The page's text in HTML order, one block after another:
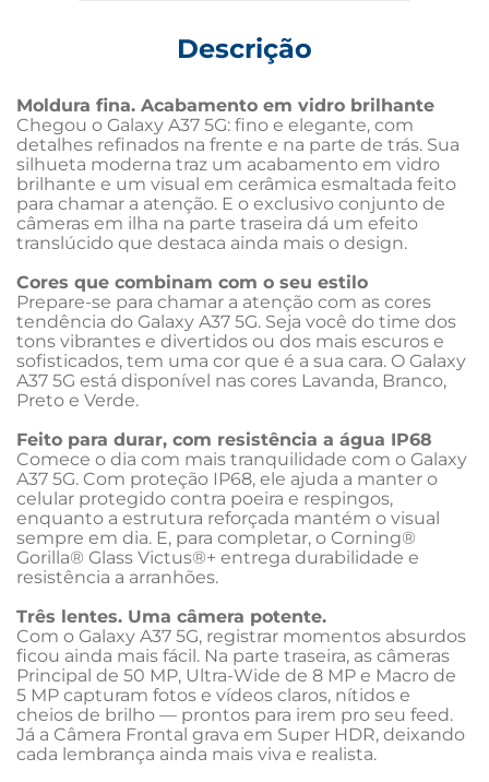
Descrição
Moldura fina. Acabamento em vidro brilhante
Chegou o Galaxy A37 5G: fino e elegante, com
detalhes refinados na frente e na parte de trás. Sua
silhueta moderna traz um acabamento em vidro
brilhante e um visual em cerâmica esmaltada feito
para chamar a atenção. E o exclusivo conjunto de
câmeras em ilha na parte traseira dá um efeito
translúcido que destaca ainda mais o design.
Cores que combinam com o seu estilo
Prepare-se para chamar a atenção com as cores
tendência do Galaxy A37 5G. Seja você do time dos
tons vibrantes e divertidos ou dos mais escuros e
sofisticados, tem uma cor que é a sua cara. O Galaxy
A37 5G está disponível nas cores Lavanda, Branco,
Preto e Verde.
Feito para durar, com resistência a água IP68
Comece o dia com mais tranquilidade com o Galaxy
A37 5G. Com proteção IP68, ele ajuda a manter o
celular protegido contra poeira e respingos,
enquanto a estrutura reforçada mantém o visual
sempre em dia. E, para completar, o Corning®
Gorilla® Glass Victus®+ entrega durabilidade e
resistência a arranhões.
Três lentes. Uma câmera potente.
Com o Galaxy A37 5G, registrar momentos absurdos
ficou ainda mais fácil. Na parte traseira, as câmeras
Principal de 50 MP, Ultra-Wide de 8 MP e Macro de
5 MP capturam fotos e vídeos claros, nítidos e
cheios de brilho — prontos para irem pro seu feed.
Já a Câmera Frontal grava em Super HDR, deixando
cada lembrança ainda mais viva e realista.